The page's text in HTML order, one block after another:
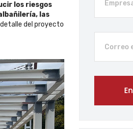
los riesgos
las
del proyecto